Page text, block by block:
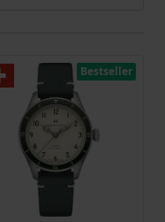
Bestseller